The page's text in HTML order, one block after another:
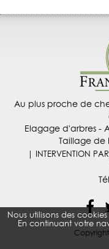
Au plus proche de
Elagage d'arbres -
Taillage de
| INTERVENTION
Nous utilisons des
En continuant votre